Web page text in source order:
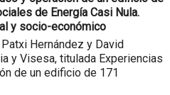
de Energía Casi Nula.
y socio-económico
Hernández y David
y Visesa, titulada Experiencias
de un edificio de 171